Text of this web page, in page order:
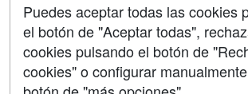
Grupo formazion:
Puedes aceptar todas las cookies
el botón de "Aceptar todas",
cookies pulsando el botón de
cookies" o configurar